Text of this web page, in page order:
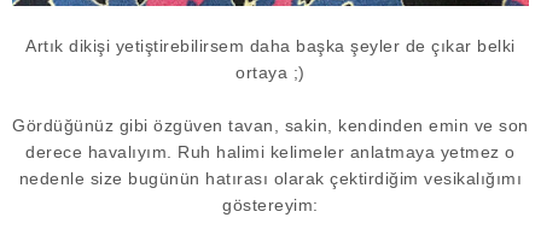
Artık dikişi yetiştirebilirsem daha başka şeyler de çıkar belki
ortaya ;)
Gördüğünüz gibi özgüven tavan, sakin, kendinden emin ve son
derece havalıyım. Ruh halimi kelimeler anlatmaya yetmez o
nedenle size bugünün hatırası olarak çektirdiğim vesikalığımı
göstereyim: